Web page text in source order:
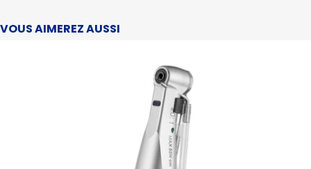
VOUS AIMEREZ AUSSI